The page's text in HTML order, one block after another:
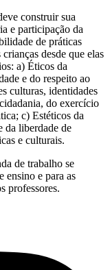
construir sua
e participação da
de práticas
desde que elas
a) Éticos da
e do respeito ao
culturas, identidades
do exercício
c) Estéticos da
da liberdade de
e culturais.
de trabalho se
ensino e para as
professores.